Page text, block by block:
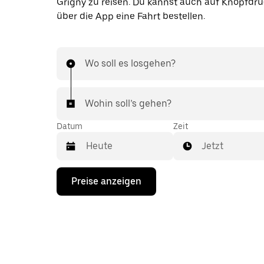
über die App eine Fahrt bestellen.
Wo soll es losgehen?
Wohin soll’s gehen?
Datum
Drücke
Nach-
Zeit
Jetzt
Preise anzeigen